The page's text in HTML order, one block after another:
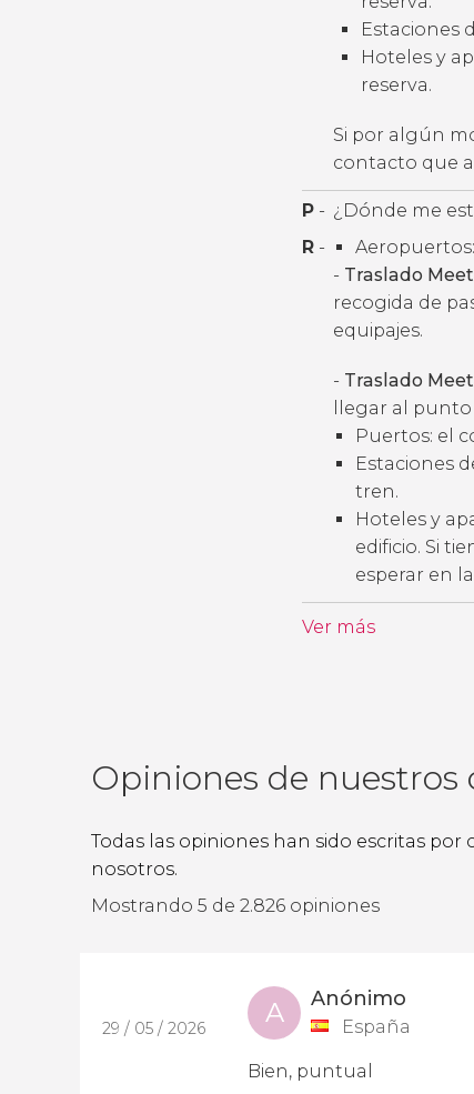
Estaciones
Hoteles y
reserva.
Si por algún
contacto que
P - ¿Dónde me
R -
Aeropuertos:
- Traslado
recogida de
equipajes.
- Traslado
llegar al
Puertos: el
Estaciones
tren.
Hoteles y
edificio. Si
esperar en
Ver más
Opiniones de nuestros
Todas las opiniones han sido escritas
nosotros.
Mostrando 5 de 2.826 opiniones
29 / 05 / 2026 A Anónimo
España
Bien, puntual